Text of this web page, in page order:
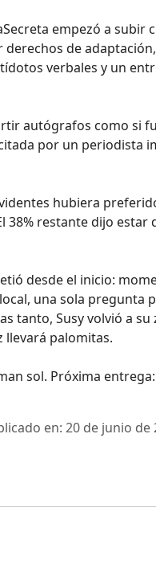
empezó a subir
de
verbales y un
autógrafos como si
por un periodista
hubiera
restante dijo estar
desde el inicio:
una sola pregunta
tanto, Susy volvió a su
llevará palomitas.
sol. Próxima
en: 20 de junio de